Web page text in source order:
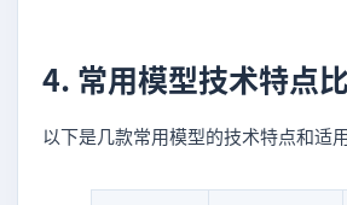
4. 常用模型技术特点
以下是几款常用模型的技术特点和适